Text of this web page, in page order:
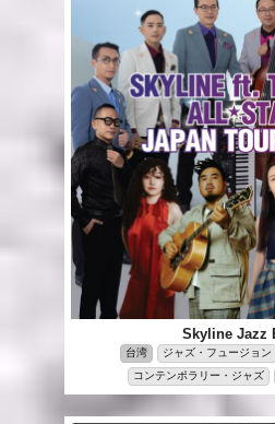
Skyline Jazz
台湾 ジャズ・フュージョン
コンテンポラリー・ジャズ